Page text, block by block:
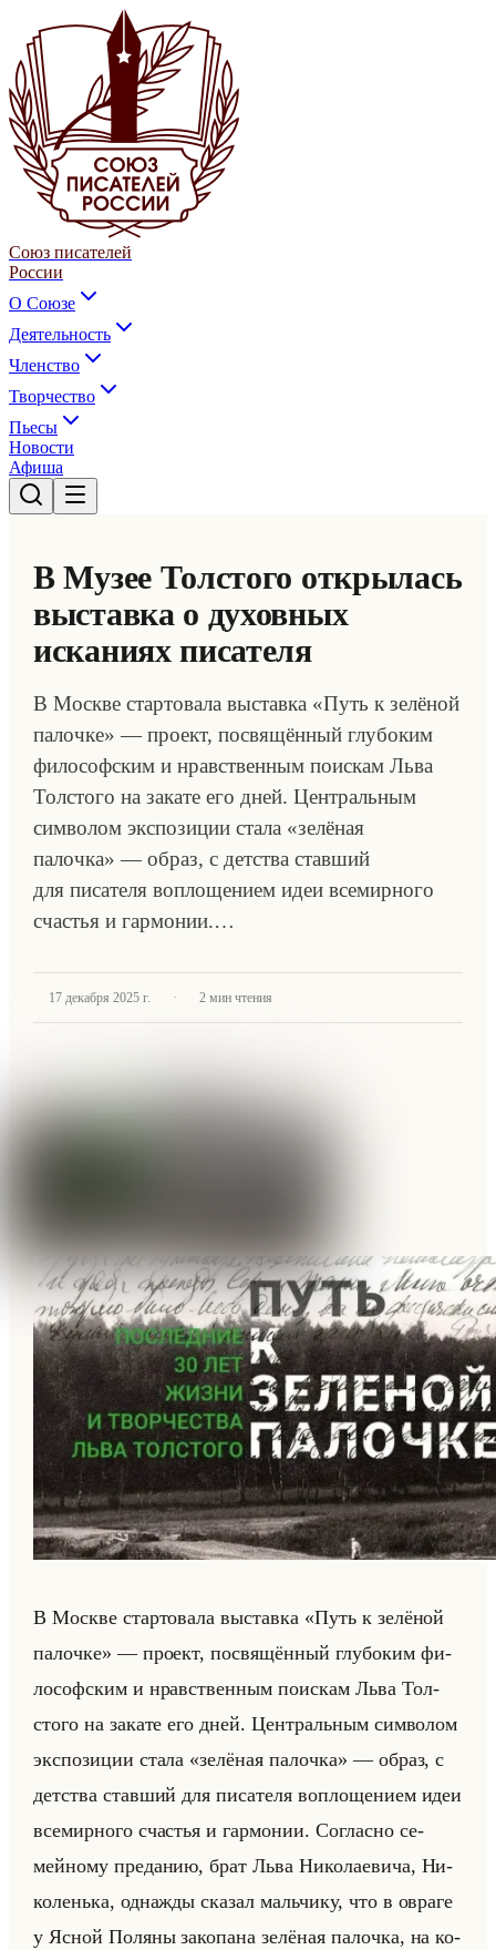
Союз писателей
России
О Союзе
Деятельность
Членство
Творчество
Пьесы
Новости
Афиша
В Музее Толстого открылась
выставка о духовных
исканиях писателя
В Москве стартовала выставка «Путь к зелёной
палочке» — проект, посвящённый глубоким
философским и нравственным поискам Льва
Толстого на закате его дней. Центральным
символом экспозиции стала «зелёная
палочка» — образ, с детства ставший
для писателя воплощением идеи всемирного
счастья и гармонии.…
17 декабря 2025 г. · 2 мин чтения
В Москве стар­то­ва­ла вы­став­ка «Путь к зелёной
палочке» — про­ект, по­свя­щён­ный глу­бо­ким фи­
ло­соф­ским и нрав­ствен­ным по­ис­кам Льва Тол­
сто­го на за­ка­те его дней. Цен­тральным сим­во­лом
экс­по­зи­ции стала «зелёная палочка» — образ, с
дет­ства став­ший для пи­са­те­ля во­пло­ще­ни­ем идеи
все­мир­но­го сча­стья и гар­мо­нии. Со­глас­но се­
мейно­му пре­да­нию, брат Льва Ни­ко­ла­еви­ча, Ни­
ко­ленька, од­наж­ды ска­зал мальчи­ку, что в овра­ге
у Ясной По­ля­ны за­ко­па­на зе­лё­ная па­лоч­ка, на ко­